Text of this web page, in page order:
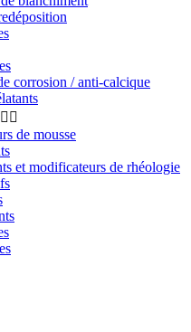
corrosion / anti-calcique
 
de mousse
et modificateurs de rhéologie